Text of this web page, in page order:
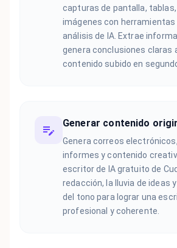
capturas de pantalla,
imágenes con herramientas
análisis de IA. Extrae
genera conclusiones claras
contenido subido en
Generar contenido
Genera correos
informes y contenido
escritor de IA gratuito de
redacción, la lluvia de ideas
del tono para lograr una
profesional y coherente.